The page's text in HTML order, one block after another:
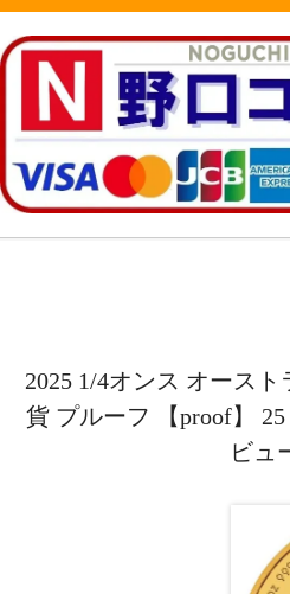
2025 1/4オンス オース
貨 プルーフ 【proof】
ビュ